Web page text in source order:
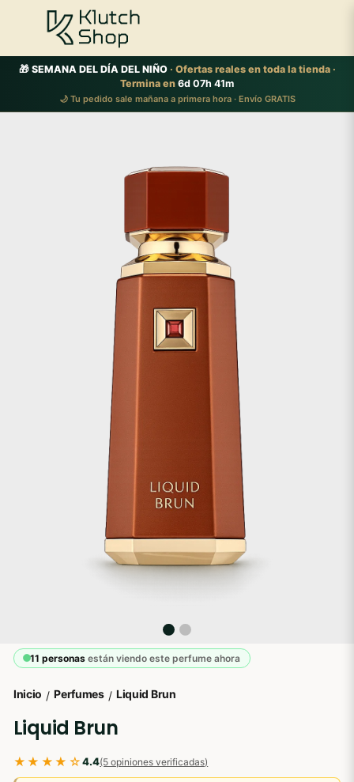
🎁 SEMANA DEL DÍA DEL NIÑO· Ofertas reales en toda la tienda ·
Termina en 6d 07h 41m
🌙 Tu pedido sale mañana a primera hora · Envío GRATIS
11 personasestán viendo este perfume ahora
Inicio / Perfumes / Liquid Brun
Liquid Brun
★★★★☆4.4(5 opiniones verificadas)